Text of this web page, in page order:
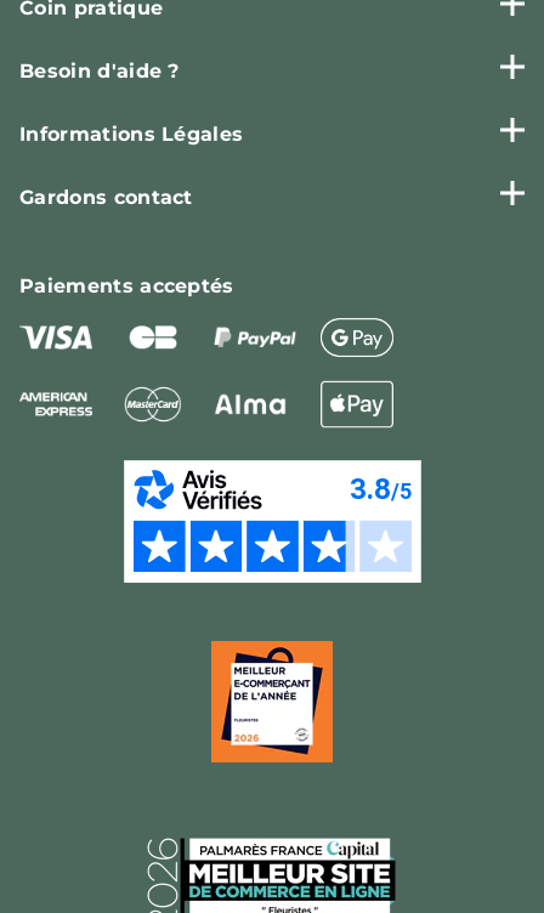
Coin pratique
Besoin d'aide ?
Informations Légales
Gardons contact
Paiementsacceptés